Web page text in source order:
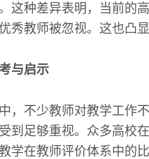
这种差异表明，当前的
秀教师被忽视。这也凸
与启示
，不少教师对教学工作
到足够重视。众多高校
学在教师评价体系中的